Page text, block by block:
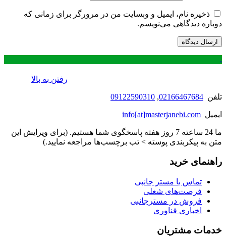
ذخیره نام، ایمیل و وبسایت من در مرورگر برای زمانی که
دوباره دیدگاهی می‌نویسم.
.
رفتن به بالا
تلفن 02166467684
,
09122590310
ایمیل info[at]masterjanebi.com
ما 24 ساعته 7 روز هفته پاسخگوی شما هستیم. (برای ویرایش این
متن به پیکربندی پوسته > تب برچسب‌ها مراجعه نمایید.)
راهنمای خرید
تماس با مستر جانبی
فرصت‌های شغلی
فروش در مسترجانبی
اخباری فناوری
خدمات مشتریان